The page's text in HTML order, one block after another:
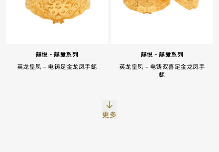
Whatsapp
囍悦‧囍爱系列
英龙皇凤 – 电铸足金龙凤手鈪
囍悦‧囍爱系列
英龙皇凤 – 电铸双喜足金龙凤手
鈪
更多